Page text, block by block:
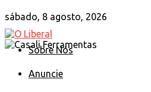
sábado, 8 agosto, 2026
Sobre Nós
Anuncie